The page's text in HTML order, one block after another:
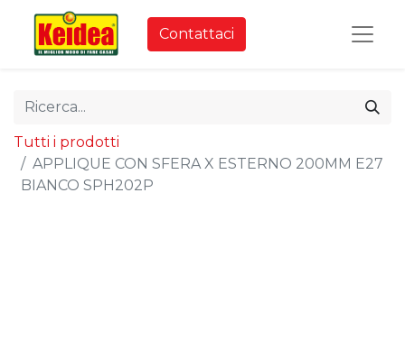
Contattaci
Tutti i prodotti
APPLIQUE CON SFERA X ESTERNO 200MM E27
BIANCO SPH202P